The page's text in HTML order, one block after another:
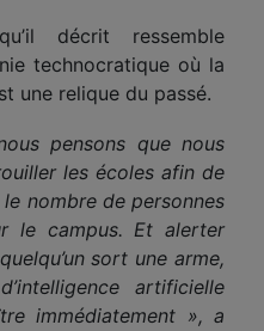
décrit ressemble
technocratique où la
une relique du passé.
pensons que nous
les écoles afin de
nombre de personnes
le campus. Et alerter
sort une arme,
artificielle
immédiatement », a